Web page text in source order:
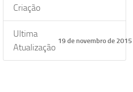
Criação
Ultima
Atualização
19 de novembro de 2015